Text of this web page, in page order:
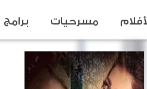
مسرحيات برامج